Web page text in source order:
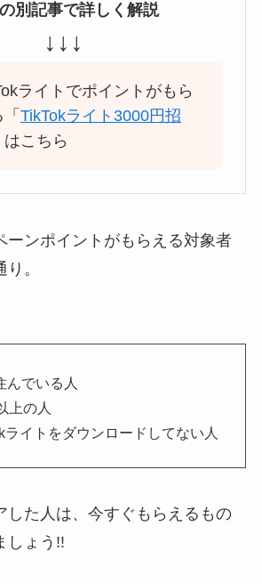
別記事で詳しく解説
↓↓↓
ライトでポイントがもら
TikTokライト3000円招
はこちら
ーンポイントがもらえる対象者
。
んでいる人
上の人
ライトをダウンロードしてない人
した人は、今すぐもらえるもの
しょう!!